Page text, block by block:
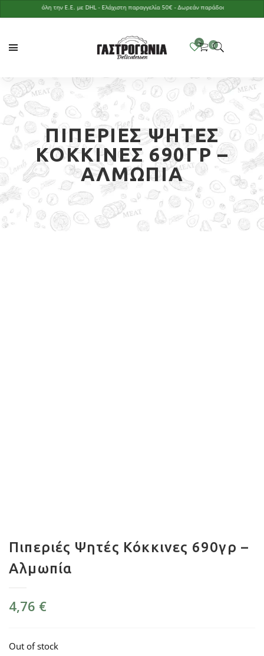
σε όλη την Ε.Ε. με DHL - Ελάχιστη παραγγελία 50€ - Δωρεάν παράδοση με παραγγελία
ΠΙΠΕΡΙΈΣ ΨΗΤΈΣ
ΚΌΚΚΙΝΕΣ 690ΓΡ –
ΑΛΜΩΠΊΑ
Πιπεριές Ψητές Κόκκινες 690γρ –
Αλμωπία
4,76 €
Out of stock